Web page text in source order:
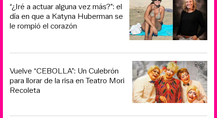
“¿Iré a actuar alguna vez más?”: el
día en que a Katyna Huberman se
le rompió el corazón
Vuelve “CEBOLLA”: Un Culebrón
para llorar de la risa en Teatro Mori
Recoleta